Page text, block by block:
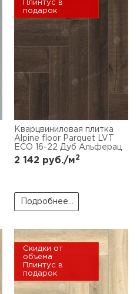
Плинтус в
подарок
Кварцвиниловая плитка
Alpine floor Parquet LVT
ECO 16-22 Дуб Альферац
2 142 руб./м2
Подробнее...
Скидки от
объема
Плинтус в
подарок